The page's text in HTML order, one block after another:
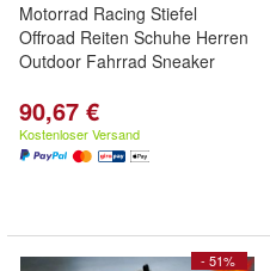
Motorrad Racing Stiefel
Offroad Reiten Schuhe Herren
Outdoor Fahrrad Sneaker
90,67 €
Kostenloser Versand
- 51%